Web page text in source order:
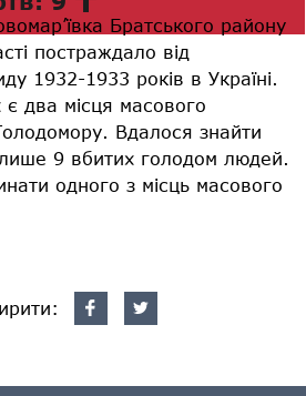
Братського району
постраждало від
1932-1933 років в Україні.
два місця масового
Вдалося знайти
9 вбитих голодом людей.
одного з місць масового